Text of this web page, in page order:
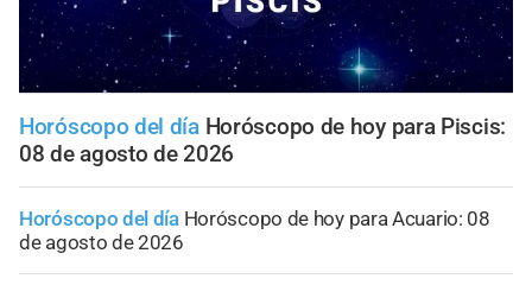
Horóscopo del día Horóscopo de hoy para Piscis:
08 de agosto de 2026
Horóscopo del día Horóscopo de hoy para Acuario: 08
de agosto de 2026